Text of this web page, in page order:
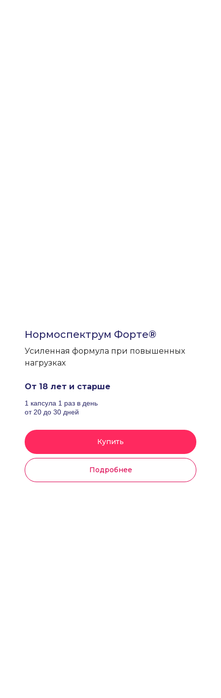
Нормоспектрум Форте®
Усиленная формула при повышенных
нагрузках
От 18 лет и старше
1 капсула 1 раз в день
от 20 до 30 дней
Купить
Подробнее